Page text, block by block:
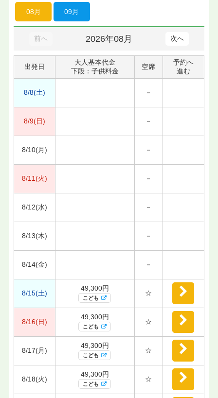
08月 09月
前へ 2026年08月 次へ
出発日
大人基本代金
下段：子供料金
空席
予約へ
進む
8/8(土) －
8/9(日) －
8/10(月) －
8/11(火) －
8/12(水) －
8/13(木) －
8/14(金) －
8/15(土)
49,300円
こども
☆
8/16(日)
49,300円
こども
☆
8/17(月)
49,300円
こども
☆
8/18(火)
49,300円
こども
☆